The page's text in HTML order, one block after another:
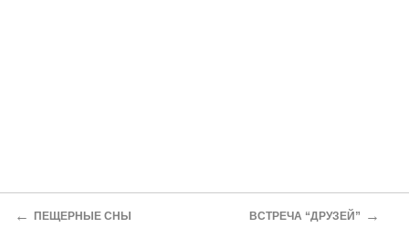
← ПЕЩЕРНЫЕ СНЫ ВСТРЕЧА “ДРУЗЕЙ” →